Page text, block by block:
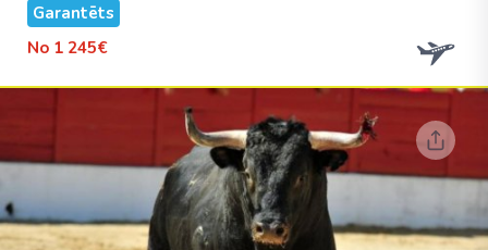
Garantēts
No 1 245€